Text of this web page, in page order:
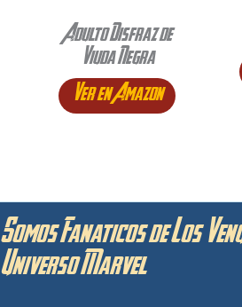
Adulto Disfraz de
Viuda Negra
Ver en Amazon
Somos Fanaticos de Los
Universo Marvel